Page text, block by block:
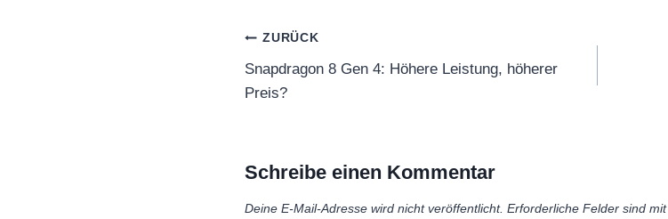
Beitragsnavigation
ZURÜCK
Snapdragon 8 Gen 4: Höhere Leistung, höherer
Preis?
Schreibe einen Kommentar
Deine E-Mail-Adresse wird nicht veröffentlicht. Erforderliche Felder sind mit